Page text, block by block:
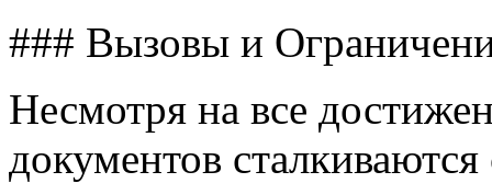
### Вызовы и
Несмотря на все
документов